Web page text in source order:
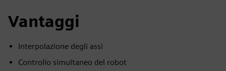
Vantaggi
Interpolazione degli assi
Controllo simultaneo del robot